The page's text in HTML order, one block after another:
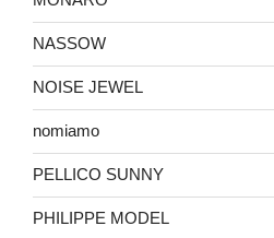
NASSOW
NOISE JEWEL
nomiamo
PELLICO SUNNY
PHILIPPE MODEL